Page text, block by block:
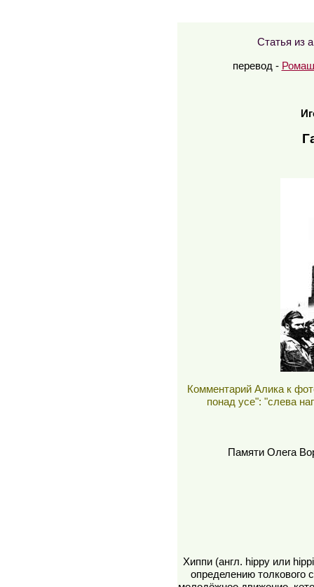
Статья из
перевод -
Комментарий Алика к
понад усе": "слева
Памяти Олега
Хиппи (англ. hippy или
определению толкового